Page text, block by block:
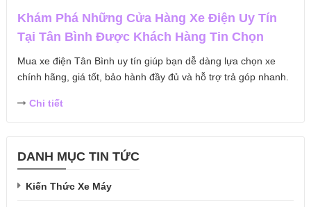
Khám Phá Những Cửa Hàng Xe Điện Uy Tín
Tại Tân Bình Được Khách Hàng Tin Chọn
Mua xe điện Tân Bình uy tín giúp bạn dễ dàng lựa chọn xe
chính hãng, giá tốt, bảo hành đầy đủ và hỗ trợ trả góp nhanh.
Chi tiết
DANH MỤC TIN TỨC
Kiến Thức Xe Máy